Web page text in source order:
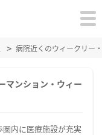
病院近くのウィークリー
マンション・ウィー
圏内に医療施設が充実